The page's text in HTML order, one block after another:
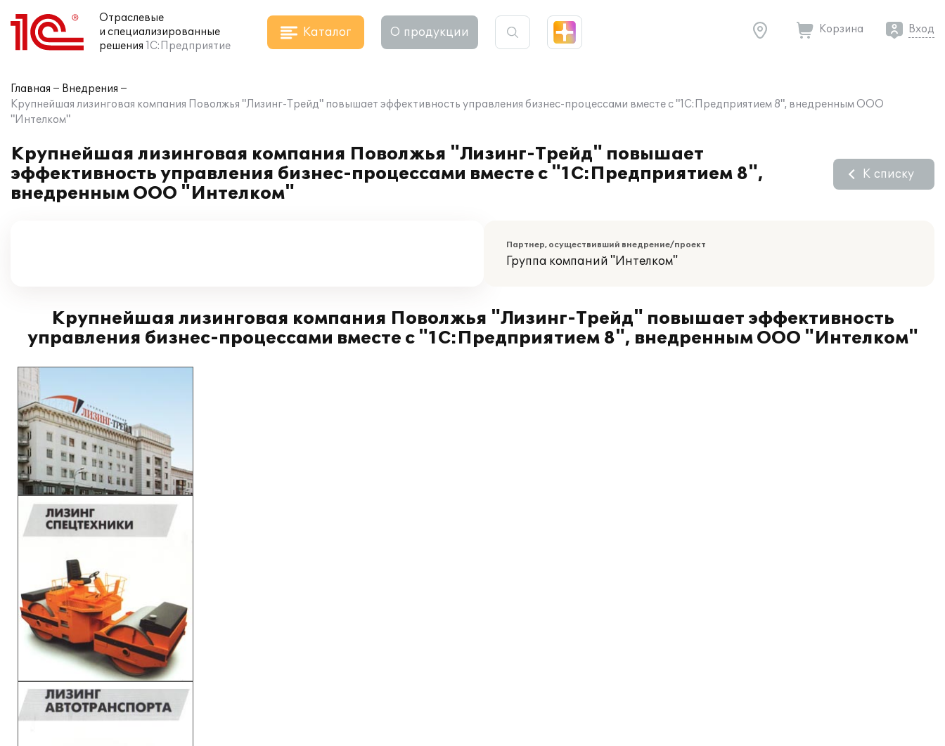
Отраслевые
и специализированные
решения 1С:Предприятие
Каталог О продукции Корзина Вход
Главная
Внедрения
Крупнейшая лизинговая компания Поволжья "Лизинг-Трейд" повышает эффективность управления бизнес-процессами вместе с "1С:Предприятием 8", внедренным ООО
"Интелком"
Крупнейшая лизинговая компания Поволжья "Лизинг-Трейд" повышает
эффективность управления бизнес-процессами вместе с "1С:Предприятием 8",
внедренным ООО "Интелком"
К списку
Партнер, осуществивший внедрение/проект
Группа компаний "Интелком"
Крупнейшая лизинговая компания Поволжья "Лизинг-Трейд" повышает эффективность
управления бизнес-процессами вместе с "1С:Предприятием 8", внедренным ООО "Интелком"